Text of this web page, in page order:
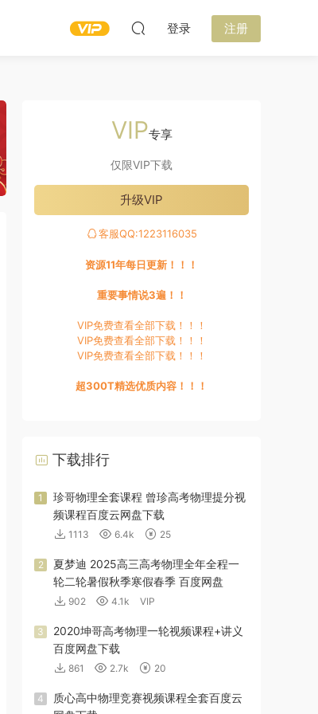
登录 注册
VIP专享
仅限VIP下载
升级VIP
客服QQ:1223116035
资源11年每日更新！！！
重要事情说3遍！！
VIP免费查看全部下载！！！
VIP免费查看全部下载！！！
VIP免费查看全部下载！！！
超300T精选优质内容！！！
下载排行
1
珍哥物理全套课程 曾珍高考物理提分视
频课程百度云网盘下载
1113 6.4k 25
2
夏梦迪 2025高三高考物理全年全程一
轮二轮暑假秋季寒假春季 百度网盘
902 4.1k VIP
3
2020坤哥高考物理一轮视频课程+讲义
百度网盘下载
861 2.7k 20
4
质心高中物理竞赛视频课程全套百度云